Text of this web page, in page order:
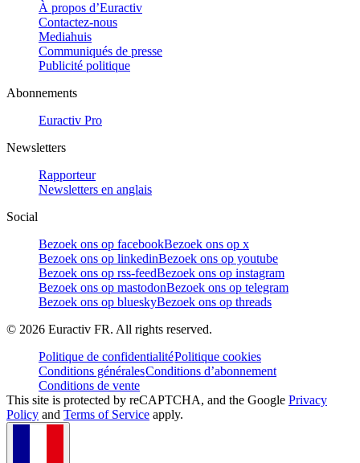
À propos d’Euractiv
Contactez-nous
Mediahuis
Communiqués de presse
Publicité politique
Abonnements
Euractiv Pro
Newsletters
Rapporteur
Newsletters en anglais
Social
Bezoek ons op facebookBezoek ons op x
Bezoek ons op linkedinBezoek ons op youtube
Bezoek ons op rss-feedBezoek ons op instagram
Bezoek ons op mastodonBezoek ons op telegram
Bezoek ons op blueskyBezoek ons op threads
© 2026 Euractiv FR. All rights reserved.
Politique de confidentialitéPolitique cookies
Conditions généralesConditions d’abonnement
Conditions de vente
This site is protected by reCAPTCHA, and the Google Privacy
Policy and Terms of Service apply.